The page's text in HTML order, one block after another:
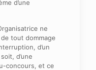
d’une
ne
tout dommage
d’un
d’une
concours, et ce